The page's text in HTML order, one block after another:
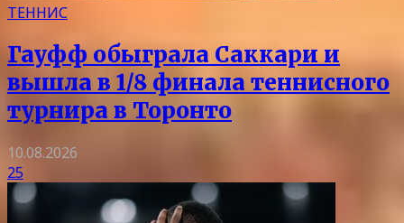
ТЕННИС
Гауфф обыграла Саккари и
вышла в 1/8 финала теннисного
турнира в Торонто
10.08.2026
25